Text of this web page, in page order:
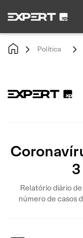
Política
Relatório diário
número de casos